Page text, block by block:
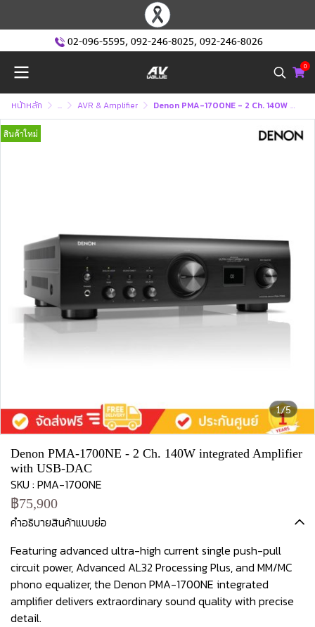
02-096-5595, 092-246-8025, 092-246-8026
0
หน้าหลัก ... AVR & Amplifier Denon PMA-1700NE - 2 Ch. 140W integrated Amplifier with USB-DAC
1/5
สินค้าใหม่
Denon PMA-1700NE - 2 Ch. 140W integrated Amplifier
with USB-DAC
SKU : PMA-1700NE
฿75,900
คำอธิบายสินค้าแบบย่อ
Featuring advanced ultra-high current single push-pull
circuit power, Advanced AL32 Processing Plus, and MM/MC
phono equalizer, the Denon PMA-1700NE integrated
amplifier delivers extraordinary sound quality with precise
detail.